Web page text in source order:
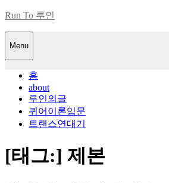
Skip
content
Run To 루인
Menu
홈
about
루인의글
퀴어이론입문
트랜스연대기
[태그:] 제본